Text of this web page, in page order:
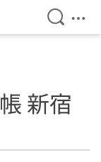
Open
新宿